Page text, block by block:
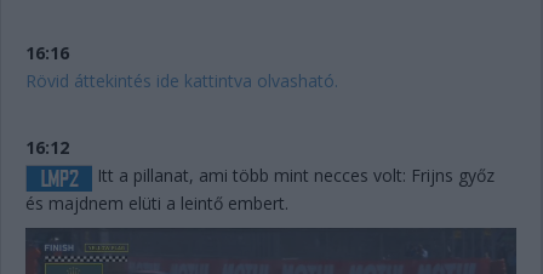
16:16
Rövid áttekintés ide kattintva olvasható.
16:12
Itt a pillanat, ami több mint necces volt: Frijns győz
és majdnem elüti a leintő embert.